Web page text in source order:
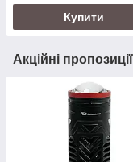
Купити
Акційні